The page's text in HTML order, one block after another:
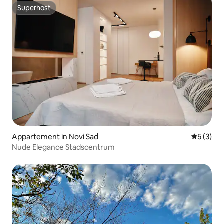
Superhost
Superhost
Appartement in Novi Sad
5 (3)
Nude Elegance Stadscentrum